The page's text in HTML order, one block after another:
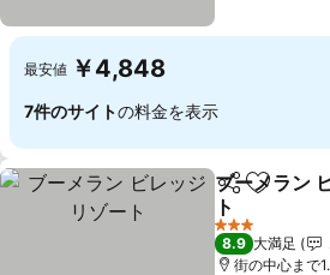
最安値 ￥4,848
7件のサイトの料金を表示
シェアお気に
ブーメラン
ト
3 ホテルのランク
8.9 大満足
街の中心まで